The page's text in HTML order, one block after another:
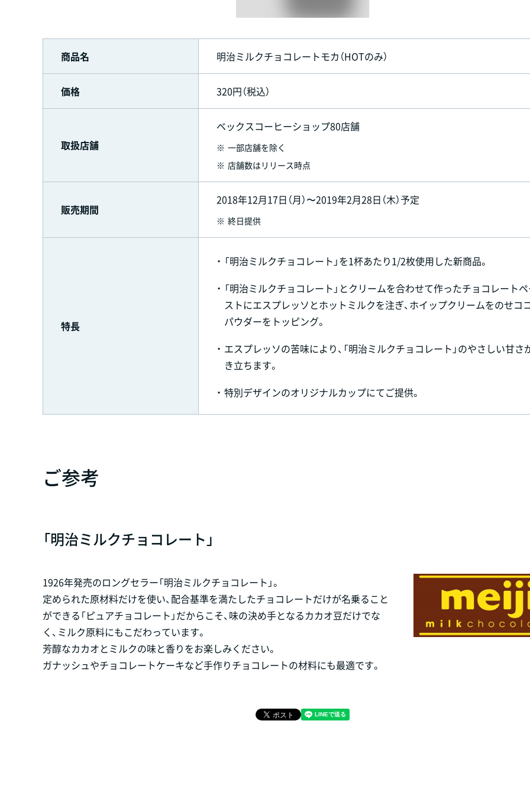
商品名 明治ミルクチョコレートモカ（HOTのみ）
価格 320円（税込）
取扱店舗
ベックスコーヒーショップ80店舗
※ 一部店舗を除く
※ 店舗数はリリース時点
販売期間
2018年12月17日（月）〜2019年2月28日（木）予定
※ 終日提供
特長
・ 「明治ミルクチョコレート」を1杯あたり1/2枚使用した新商品。
・ 「明治ミルクチョコレート」とクリームを合わせて作ったチョコレート
ストにエスプレッソとホットミルクを注ぎ、ホイップクリームをのせコ
パウダーをトッピング。
・ エスプレッソの苦味により、「明治ミルクチョコレート」のやさしい甘さ
き立ちます。
・ 特別デザインのオリジナルカップにてご提供。
ご参考
「明治ミルクチョコレート」
1926年発売のロングセラー「明治ミルクチョコレート」。
定められた原材料だけを使い、配合基準を満たしたチョコレートだけが名乗ること
ができる「ピュアチョコレート」だからこそ、味の決め手となるカカオ豆だけでな
く、ミルク原料にもこだわっています。
芳醇なカカオとミルクの味と香りをお楽しみください。
ガナッシュやチョコレートケーキなど手作りチョコレートの材料にも最適です。